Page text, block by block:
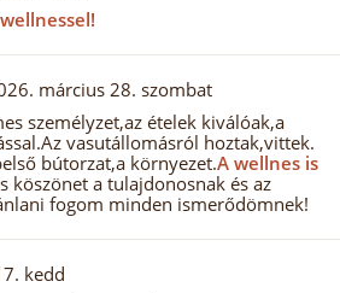
március 28. szombat
személyzet,az ételek kiválóak,a
vasutállomásról hoztak,vittek.
bútorzat,a környezet.A wellnes is
köszönet a tulajdonosnak és az
fogom minden ismerődömnek!
kedd